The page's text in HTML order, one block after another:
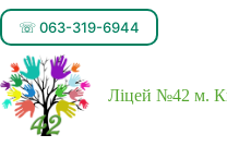
☏ 063-319-6944
Ліцей №42 м.